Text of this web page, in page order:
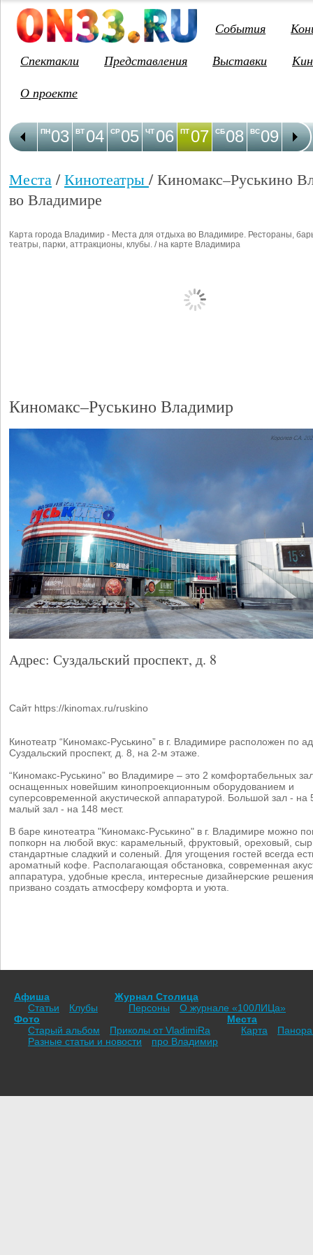
События
Спектакли
Представления Выставки
О проекте
03
ПН 04
ВТ 05
СР 06
ЧТ 07
ПТ 08
СБ 09
ВС 10
ПН
Места /Кинотеатры / Киномакс–Руськино
во Владимире
Карта города Владимир - Места для отдыха во Владимире. Рестораны,
театры, парки, аттракционы, клубы. / на карте Владимира
Киномакс–Руськино Владимир
Адрес: Суздальский проспект, д. 8
Сайт https://kinomax.ru/ruskino
Кинотеатр “Киномакс-Руськино” в г. Владимире расположен по
Суздальский проспект, д. 8, на 2-м этаже.
“Киномакс-Руськино” во Владимире – это 2 комфортабельных
оснащенных новейшим кинопроекционным оборудованием и
суперсовременной акустической аппаратурой. Большой зал - на
малый зал - на 148 мест.
В баре кинотеатра "Киномакс-Руськино" в г. Владимире можно
попкорн на любой вкус: карамельный, фруктовый, ореховый,
стандартные сладкий и соленый. Для угощения гостей всегда
ароматный кофе. Располагающая обстановка, современная
аппаратура, удобные кресла, интересные дизайнерские
призвано создать атмосферу комфорта и уюта.
Афиша
Статьи
Клубы
Журнал Столица
Персоны
О журнале «100ЛИЦа»
Фото
Старый альбом
Приколы от VladimiRа
Места
Карта
Разные статьи и новости
про Владимир